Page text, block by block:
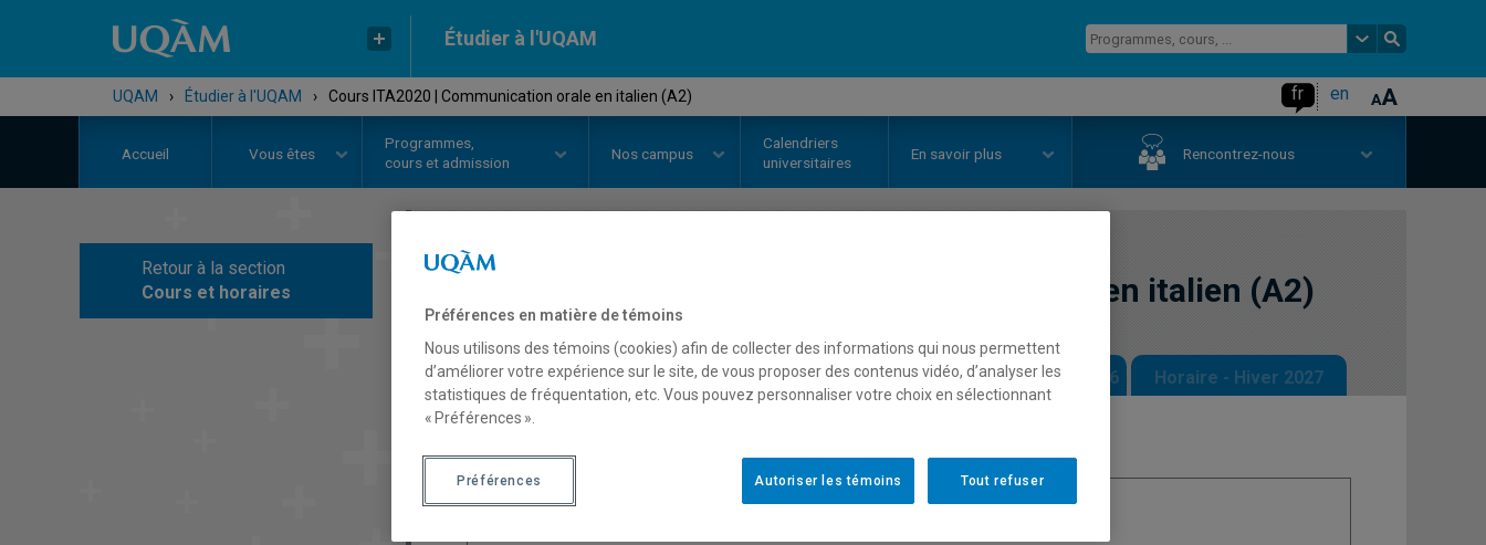
Étudier à l'UQAM
UQAM › Étudier à l'UQAM › Cours ITA2020 | Communication orale en italien (A2) fr en
Accueil Vous êtes
Programmes,
cours et admission
Nos campus
Calendriers
universitaires
En savoir plus Rencontrez-nous
Retour à la section
Cours et horaires
Communication orale en italien (A2)
Description Horaire - Été 2026 Horaire - Automne 2026 Horaire - Hiver 2027
Préférences en matière de témoins
Nous utilisons des témoins (cookies) afin de collecter des informations qui nous permettent
d’améliorer votre expérience sur le site, de vous proposer des contenus vidéo, d’analyser les
statistiques de fréquentation, etc. Vous pouvez personnaliser votre choix en sélectionnant
« Préférences ».
Tout refuser
Autoriser les témoins
Préférences